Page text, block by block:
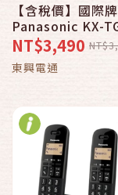
【含稅價】國際牌
Panasonic KX-
TW DECT數位無
雙手機_黑色款
NT$3,490
東興電通